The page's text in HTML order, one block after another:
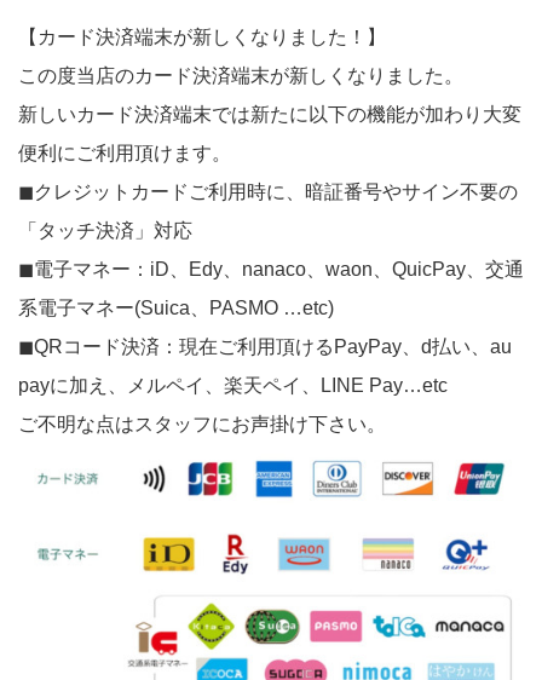
【カード決済端末が新しくなりました！】
この度当店のカード決済端末が新しくなりました。
新しいカード決済端末では新たに以下の機能が加わり大変
便利にご利用頂けます。
◼︎クレジットカードご利用時に、暗証番号やサイン不要の
「タッチ決済」対応
◼︎電子マネー：iD、Edy、nanaco、waon、QuicPay、交通
系電子マネー(Suica、PASMO …etc)
◼︎QRコード決済：現在ご利用頂けるPayPay、d払い、au
payに加え、メルペイ、楽天ペイ、LINE Pay…etc
ご不明な点はスタッフにお声掛け下さい。